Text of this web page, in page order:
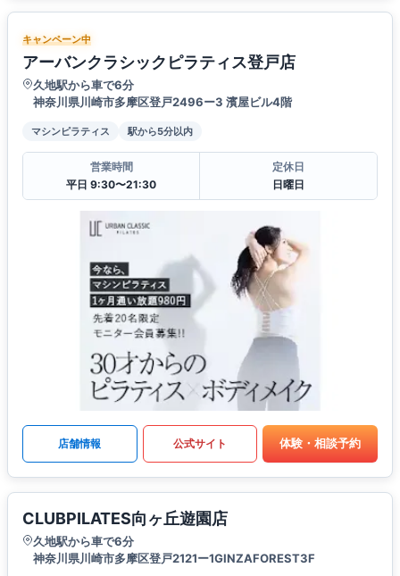
キャンペーン中
アーバンクラシックピラティス登戸店
久地駅から車で6分
神奈川県川崎市多摩区登戸2496ー3 濱屋ビル4階
マシンピラティス 駅から5分以内
営業時間
平日 9:30〜21:30
定休日
日曜日
店舗情報 公式サイト 体験・相談予約
CLUBPILATES向ヶ丘遊園店
久地駅から車で6分
神奈川県川崎市多摩区登戸2121ー1GINZAFOREST3F